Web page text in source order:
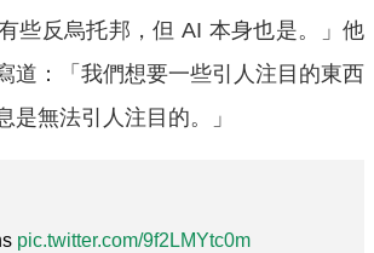
些反烏托邦，但 AI 本身也是。」他
道：「我們想要一些引人注目的東西
無法引人注目的。」
pic.twitter.com/9f2LMYtc0m